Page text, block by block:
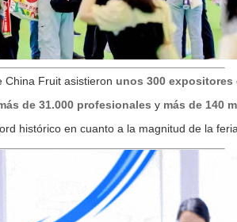
China Fruit asistieron unos 300 expositores
de 31.000 profesionales y más de 140
histórico en cuanto a la magnitud de la